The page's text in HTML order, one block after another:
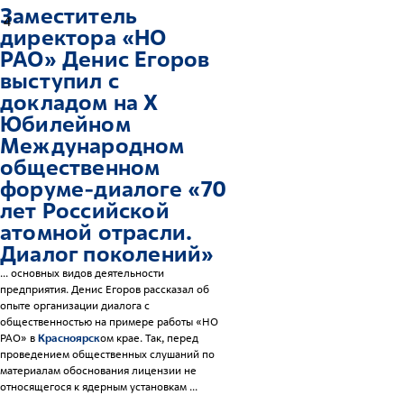
4
Заместитель
директора «НО
РАО» Денис Егоров
выступил с
докладом на X
Юбилейном
Международном
общественном
форуме-диалоге «70
лет Российской
атомной отрасли.
Диалог поколений»
... основных видов деятельности
предприятия. Денис Егоров рассказал об
опыте организации диалога с
общественностью на примере работы «НО
РАО» вКрасноярском крае. Так, перед
проведением общественных слушаний по
материалам обоснования лицензии не
относящегося к ядерным установкам ...